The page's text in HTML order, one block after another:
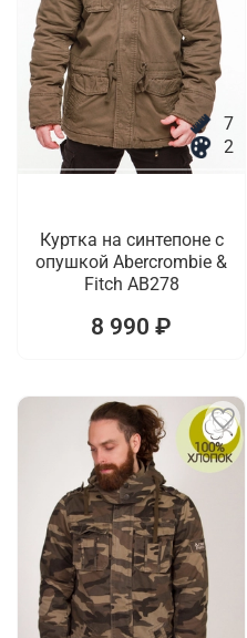
7
2
Куртка на синтепоне с
опушкой Abercrombie &
Fitch AB278
8 990 ₽